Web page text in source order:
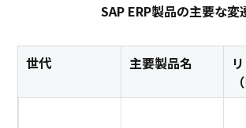
SAP ERP製品の主要な変
世代 主要製品名